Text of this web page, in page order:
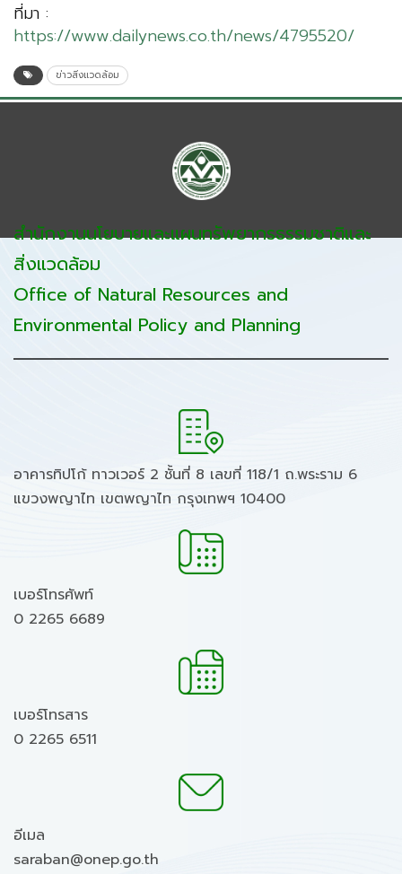
ที่มา :
https://www.dailynews.co.th/news/4795520/
ข่าวสิ่งแวดล้อม
สำนักงานนโยบายและแผนทรัพยากรธรรมชาติและ
สิ่งแวดล้อม
Office of Natural Resources and
Environmental Policy and Planning
อาคารทิปโก้ ทาวเวอร์ 2 ชั้นที่ 8 เลขที่ 118/1 ถ.พระราม 6
แขวงพญาไท เขตพญาไท กรุงเทพฯ 10400
เบอร์โทรศัพท์
0 2265 6689
เบอร์โทรสาร
0 2265 6511
อีเมล
saraban@onep.go.th